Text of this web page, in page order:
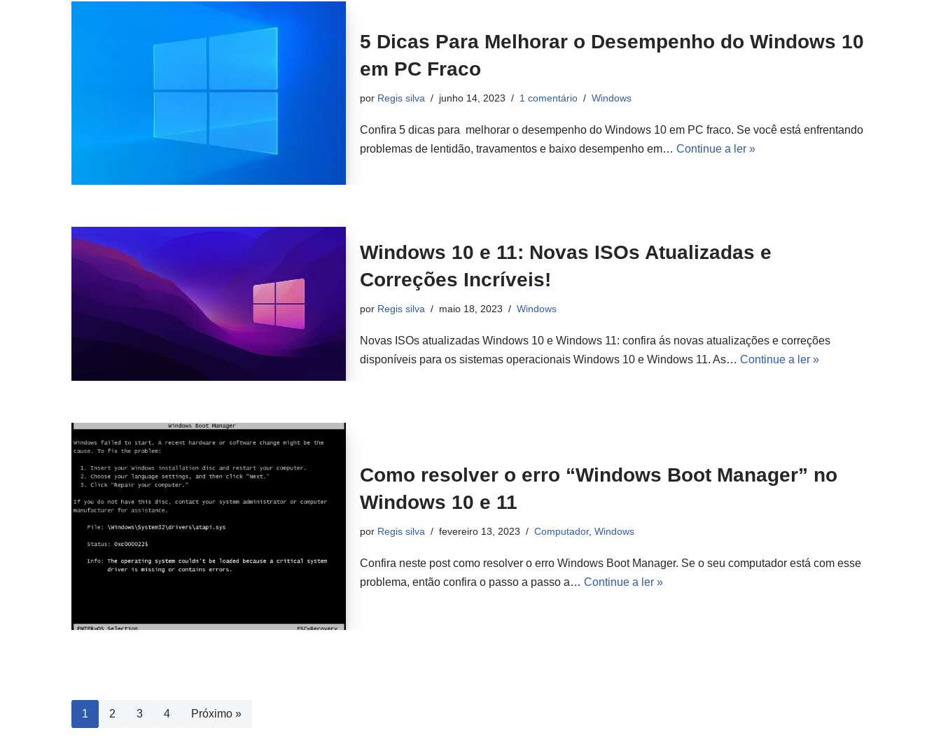
5 Dicas Para Melhorar o Desempenho do Windows 10
em PC Fraco
por Regis silva junho 14, 2023 1 comentário Windows
Confira 5 dicas para melhorar o desempenho do Windows 10 em PC fraco. Se você está enfrentando
problemas de lentidão, travamentos e baixo desempenho em… Continue a ler »
Windows 10 e 11: Novas ISOs Atualizadas e
Correções Incríveis!
por Regis silva maio 18, 2023 Windows
Novas ISOs atualizadas Windows 10 e Windows 11: confira ás novas atualizações e correções
disponíveis para os sistemas operacionais Windows 10 e Windows 11. As… Continue a ler »
Como resolver o erro “Windows Boot Manager” no
Windows 10 e 11
por Regis silva fevereiro 13, 2023 Computador, Windows
Confira neste post como resolver o erro Windows Boot Manager. Se o seu computador está com esse
problema, então confira o passo a passo a… Continue a ler »
1 2 3 4 Próximo »